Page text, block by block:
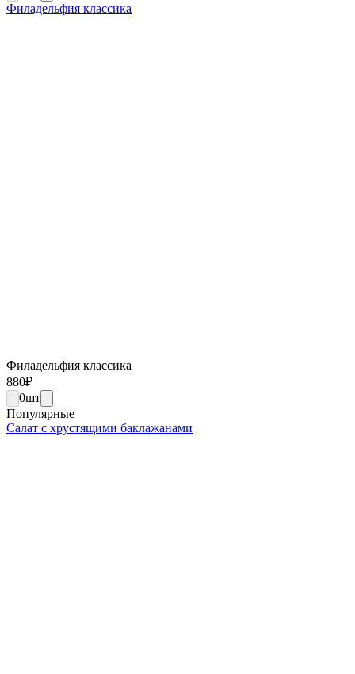
Филадельфия классика
Филадельфия классика
880₽
0шт
Популярные
Салат с хрустящими баклажанами